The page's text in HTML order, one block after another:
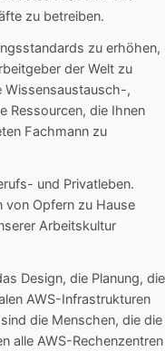
zu betreiben.
zu erhöhen,
der Welt zu
Wissensaustausch-,
Ressourcen, die Ihnen
Fachmann zu
und Privatleben.
von Opfern zu Hause
Arbeitskultur
Design, die Planung, die
AWS-Infrastrukturen
die Menschen, die die
alle AWS-Rechenzentren